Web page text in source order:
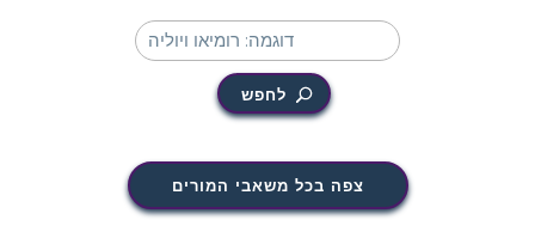
לחפש
צפה בכל משאבי המורים